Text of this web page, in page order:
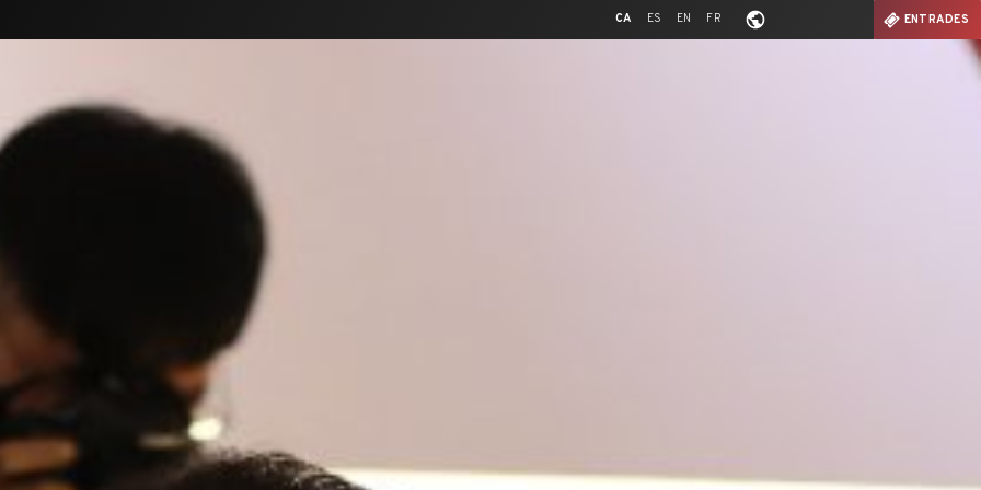
CA ES EN FR ENTRADES